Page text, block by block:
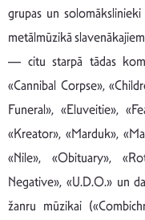
grupas un
metālmūzikā
— citu starpā tādas
«Cannibal Corpse»,
Funeral», «Eluveitie»,
«Kreator», «Marduk»,
«Nile», «Obituary»,
Negative», «U.D.O.» un
žanru mūzikai